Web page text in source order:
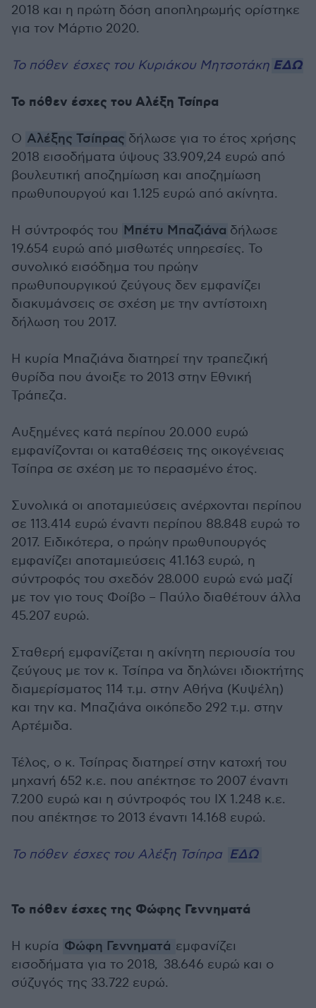
2018 και η πρώτη δόση αποπληρωμής ορίστηκε
για τον Μάρτιο 2020.
Το πόθεν έσχες του Κυριάκου Μητσοτάκη ΕΔΩ
Το πόθεν έσχες του Αλέξη Τσίπρα
Ο Αλέξης Τσίπρας δήλωσε για το έτος χρήσης
2018 εισοδήματα ύψους 33.909,24 ευρώ από
βουλευτική αποζημίωση και αποζημίωση
πρωθυπουργού και 1.125 ευρώ από ακίνητα.
Η σύντροφός του Μπέτυ Μπαζιάνα δήλωσε
19.654 ευρώ από μισθωτές υπηρεσίες. Το
συνολικό εισόδημα του πρώην
πρωθυπουργικού ζεύγους δεν εμφανίζει
διακυμάνσεις σε σχέση με την αντίστοιχη
δήλωση του 2017.
Η κυρία Μπαζιάνα διατηρεί την τραπεζική
θυρίδα που άνοιξε το 2013 στην Εθνική
Τράπεζα.
Αυξημένες κατά περίπου 20.000 ευρώ
εμφανίζονται οι καταθέσεις της οικογένειας
Τσίπρα σε σχέση με το περασμένο έτος.
Συνολικά οι αποταμιεύσεις ανέρχονται περίπου
σε 113.414 ευρώ έναντι περίπου 88.848 ευρώ το
2017. Ειδικότερα, ο πρώην πρωθυπουργός
εμφανίζει αποταμιεύσεις 41.163 ευρώ, η
σύντροφός του σχεδόν 28.000 ευρώ ενώ μαζί
με τον γιο τους Φοίβο – Παύλο διαθέτουν άλλα
45.207 ευρώ.
Σταθερή εμφανίζεται η ακίνητη περιουσία του
ζεύγους με τον κ. Τσίπρα να δηλώνει ιδιοκτήτης
διαμερίσματος 114 τ.μ. στην Αθήνα (Κυψέλη)
και την κα. Μπαζιάνα οικόπεδο 292 τ.μ. στην
Αρτέμιδα.
Τέλος, ο κ. Τσίπρας διατηρεί στην κατοχή του
μηχανή 652 κ.ε. που απέκτησε το 2007 έναντι
7.200 ευρώ και η σύντροφός του ΙΧ 1.248 κ.ε.
που απέκτησε το 2013 έναντι 14.168 ευρώ.
Το πόθεν έσχες του Αλέξη Τσίπρα ΕΔΩ
Το πόθεν έσχες της Φώφης Γεννηματά
Η κυρία Φώφη Γεννηματά εμφανίζει
εισοδήματα για το 2018, 38.646 ευρώ και ο
σύζυγός της 33.722 ευρώ.